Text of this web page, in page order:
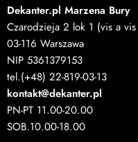
Dekanter.pl Marzena Bury
Czarodzieja 2 lok 1 (vis a
03-116 Warszawa
NIP 5361379153
tel.(+48) 22-819-03-13
kontakt@dekanter.pl
PN-PT 11.00-20.00
SOB.10.00-18.00